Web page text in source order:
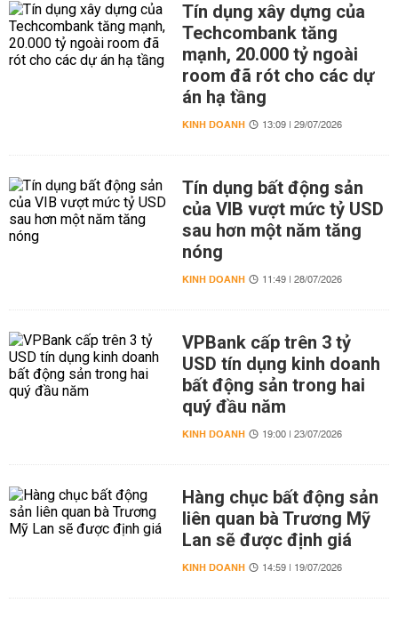
Tín dụng xây dựng của
Techcombank tăng
mạnh, 20.000 tỷ ngoài
room đã rót cho các dự
án hạ tầng
KINH DOANH 13:09 | 29/07/2026
Tín dụng bất động sản
của VIB vượt mức tỷ USD
sau hơn một năm tăng
nóng
KINH DOANH 11:49 | 28/07/2026
VPBank cấp trên 3 tỷ
USD tín dụng kinh doanh
bất động sản trong hai
quý đầu năm
KINH DOANH 19:00 | 23/07/2026
Hàng chục bất động sản
liên quan bà Trương Mỹ
Lan sẽ được định giá
KINH DOANH 14:59 | 19/07/2026